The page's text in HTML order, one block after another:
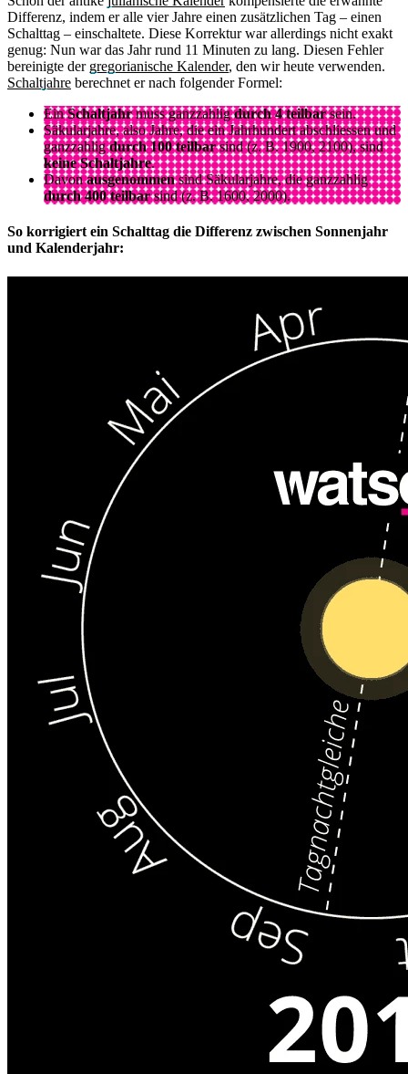
Differenz, indem er alle vier Jahre einen zusätzlichen Tag – einen
Schalttag – einschaltete. Diese Korrektur war allerdings nicht exakt
genug: Nun war das Jahr rund 11 Minuten zu lang. Diesen Fehler
bereinigte der gregorianische Kalender, den wir heute verwenden.
Schaltjahre berechnet er nach folgender Formel:
EinSchaltjahrmuss ganzzahligdurch 4 teilbarsein.
Säkularjahre, also Jahre, die ein Jahrhundert abschliessen und
ganzzahligdurch 100 teilbarsind (z. B. 1900, 2100), sind
keine Schaltjahre.
Davonausgenommensind Säkularjahre, die ganzzahlig
durch 400 teilbarsind (z. B. 1600, 2000).
So korrigiert ein Schalttag die Differenz zwischen Sonnenjahr
und Kalenderjahr: